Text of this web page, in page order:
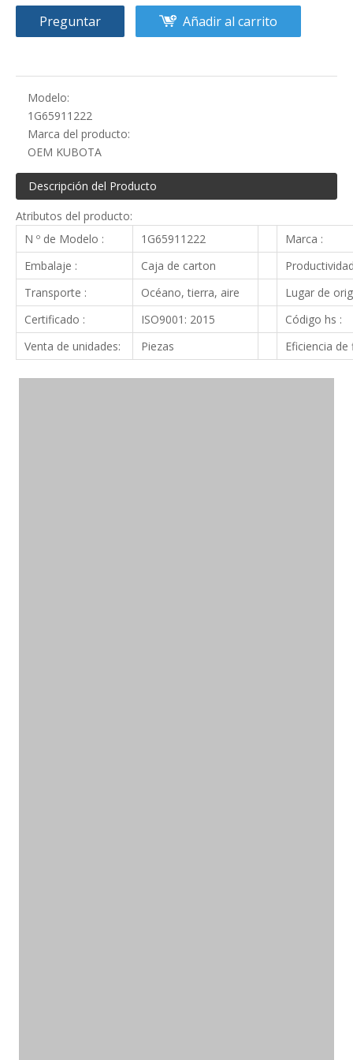
Preguntar Añadir al carrito
Modelo:
1G65911222
Marca del producto:
OEM KUBOTA
Descripción del Producto
Atributos del producto:
N º de Modelo :
1G65911222
Marca :
Embalaje :
Caja de carton
Transporte :
Océano, tierra, aire
Lugar de
Certificado :
ISO9001: 2015
Código hs :
Venta de unidades:
Piezas Eficiencia